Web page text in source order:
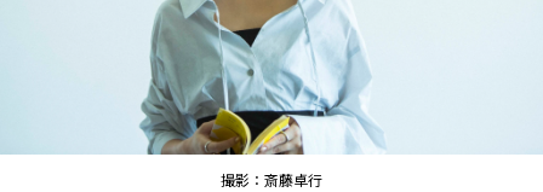
撮影：斎藤卓行